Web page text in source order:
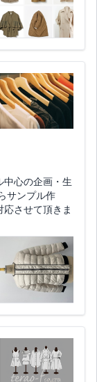
中心の企画・生
サンプル作
させて頂きま